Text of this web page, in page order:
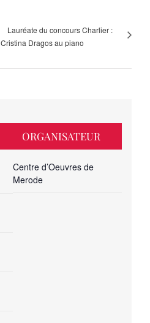
Lauréate du concours Charlier :
Cristina Dragos au piano
ORGANISATEUR
Centre d’Oeuvres de
Merode